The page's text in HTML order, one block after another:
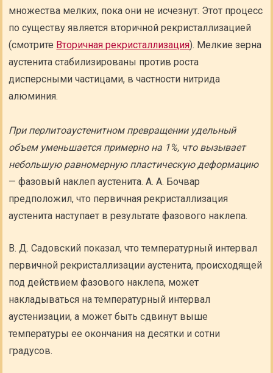
множества мелких, пока они не исчезнут. Этот процесс
по существу является вторичной рекристаллизацией
(смотрите Вторичная рекристаллизация). Мелкие зерна
аустенита стабилизированы против роста
дисперсными частицами, в частности нитрида
алюминия.
При перлитоаустенитном превращении удельный
объем уменьшается примерно на 1%, что вызывает
небольшую равномерную пластическую деформацию
— фазовый наклеп аустенита. А. А. Бочвар
предположил, что первичная рекристаллизация
аустенита наступает в результате фазового наклепа.
В. Д. Садовский показал, что температурный интервал
первичной рекристаллизации аустенита, происходящей
под действием фазового наклепа, может
накладываться на температурный интервал
аустенизации, а может быть сдвинут выше
температуры ее окончания на десятки и сотни
градусов.